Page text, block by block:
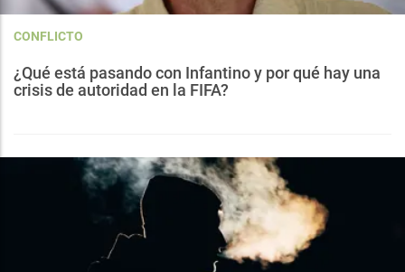
CONFLICTO
¿Qué está pasando con Infantino y por qué hay una
crisis de autoridad en la FIFA?